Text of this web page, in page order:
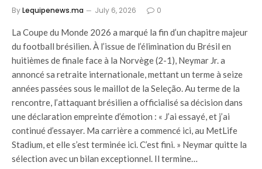
ByLequipenews.ma July 6, 2026 0
La Coupe du Monde 2026 a marqué la fin d’un chapitre majeur
du football brésilien. À l’issue de l’élimination du Brésil en
huitièmes de finale face à la Norvège (2-1), Neymar Jr. a
annoncé sa retraite internationale, mettant un terme à seize
années passées sous le maillot de la Seleção. Au terme de la
rencontre, l’attaquant brésilien a officialisé sa décision dans
une déclaration empreinte d’émotion : « J’ai essayé, et j’ai
continué d’essayer. Ma carrière a commencé ici, au MetLife
Stadium, et elle s’est terminée ici. C’est fini. » Neymar quitte la
sélection avec un bilan exceptionnel. Il termine…